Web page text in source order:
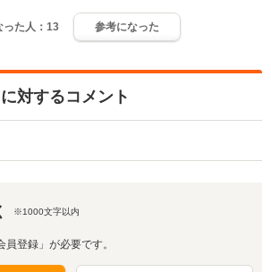
た人： 13 参考になった
対するコメント
※1000文字以内
登録」が必要です。